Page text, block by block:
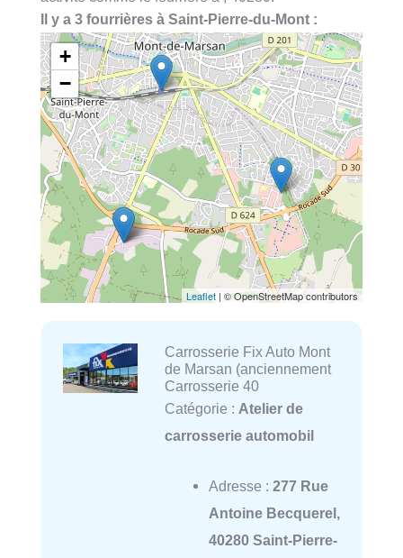
Il y a 3 fourrières à Saint-Pierre-du-Mont :
+
−
Leaflet | © OpenStreetMap contributors
Carrosserie Fix Auto Mont
de Marsan (anciennement
Carrosserie 40
Catégorie : Atelier de
carrosserie automobil
Adresse : 277 Rue
Antoine Becquerel,
40280 Saint-Pierre-